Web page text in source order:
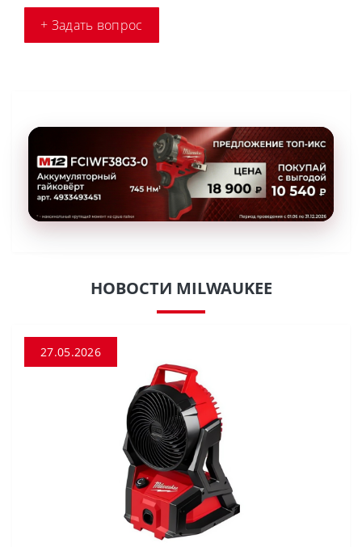
+ Задать вопрос
НОВОСТИ MILWAUKEE
27.05.2026